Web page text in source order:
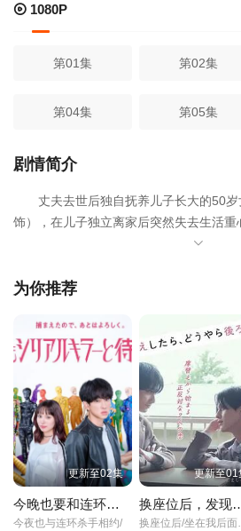
1080P
第01集 第02集
第04集 第05集
第07集
第10集
剧情简介
丈夫去世后独自抚养儿子长大的50岁
饰），在儿子独立离家后突然失去生活
入一所“三个月速成寿司职人”的寿司学院
异的同学们，凑在手忙脚乱中重新找回生
师之间，关系悄然发生变化，一段迟来
中展开。
为你推荐
更新至02集
今晚也要和连环杀手约会
今夜也与连环杀手相约/
更新至01
换座位后，发现身后
换座位后/坐在我后面的男生